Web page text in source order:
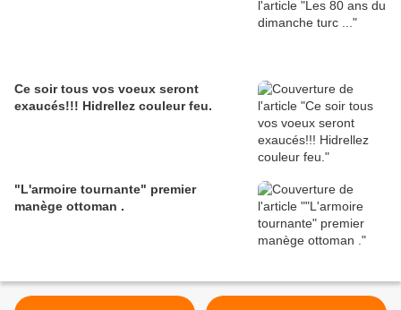
Ce soir tous vos voeux seront
exaucés!!! Hidrellez couleur feu.
"L'armoire tournante" premier
manège ottoman .